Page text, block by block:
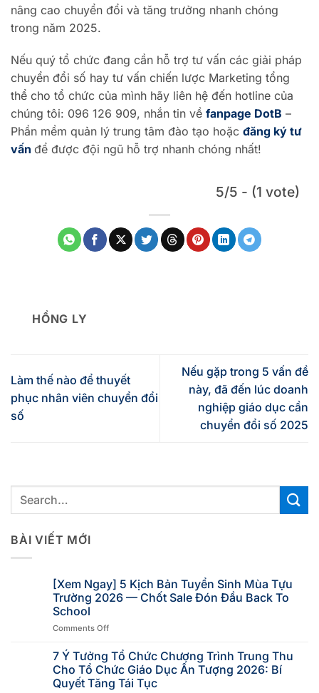
nâng cao chuyển đổi và tăng trưởng nhanh chóng
trong năm 2025.
Nếu quý tổ chức đang cần hỗ trợ tư vấn các giải pháp
chuyển đổi số hay tư vấn chiến lược Marketing tổng
thể cho tổ chức của mình hãy liên hệ đến hotline của
chúng tôi: 096 126 909, nhắn tin về fanpage DotB –
Phần mềm quản lý trung tâm đào tạo hoặc đăng ký tư
vấn để được đội ngũ hỗ trợ nhanh chóng nhất!
5/5 - (1 vote)
HỒNG LY
Làm thế nào để thuyết
phục nhân viên chuyển đổi
số
Nếu gặp trong 5 vấn đề
này, đã đến lúc doanh
nghiệp giáo dục cần
chuyển đổi số 2025
BÀI VIẾT MỚI
[Xem Ngay] 5 Kịch Bản Tuyển Sinh Mùa Tựu
Trường 2026 — Chốt Sale Đón Đầu Back To
School
Comments Off
7 Ý Tưởng Tổ Chức Chương Trình Trung Thu
Cho Tổ Chức Giáo Dục Ấn Tượng 2026: Bí
Quyết Tăng Tái Tục